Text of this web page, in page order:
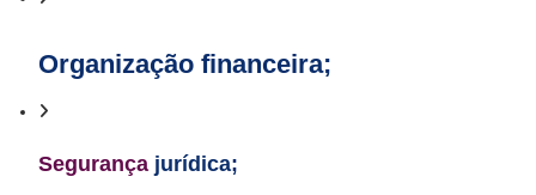
Organização financeira;
Segurançajurídica;